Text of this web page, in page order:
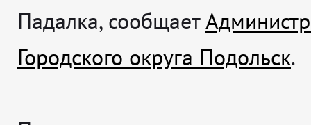
Падалка, сообщает
Городского округа Подольск.